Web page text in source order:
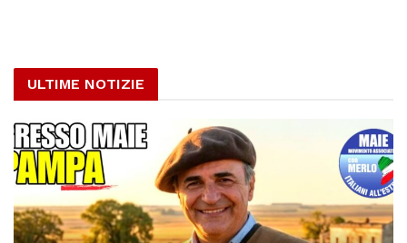
ULTIME NOTIZIE